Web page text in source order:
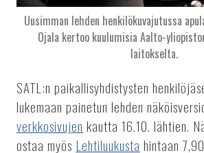
Uusimman lehden henkilökuvajutussa
Ojala kertoo kuulumisia Aalto-
laitokselta.
SATL:n paikallisyhdistysten
lukemaan painetun lehden
verkkosivujen kautta 16.10. lähtien.
ostaa myös Lehtiluukusta hintaan